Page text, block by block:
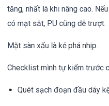
tăng, nhất là khi nâng cao.
có mạt sắt, PU cũng dễ trượt.
Mặt sàn xấu là kẻ phá nhịp.
Checklist mình tự kiểm trước
Quét sạch đoạn đầu dãy